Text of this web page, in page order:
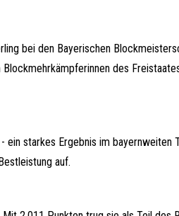
bei den Bayerischen
des
starkes Ergebnis im bayernweiten
auf.